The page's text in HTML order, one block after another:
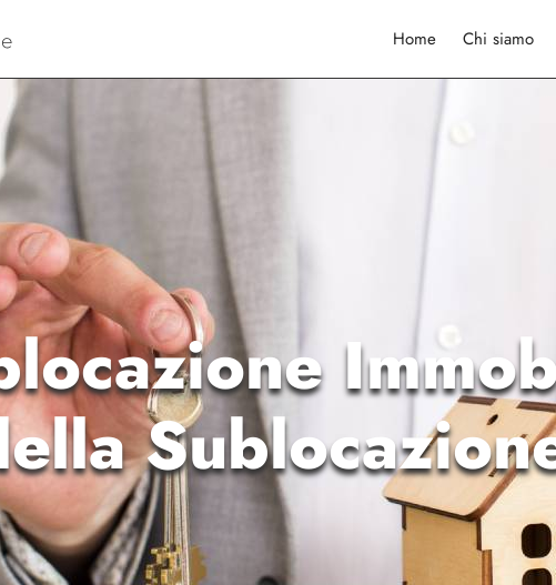
Home Chi siamo